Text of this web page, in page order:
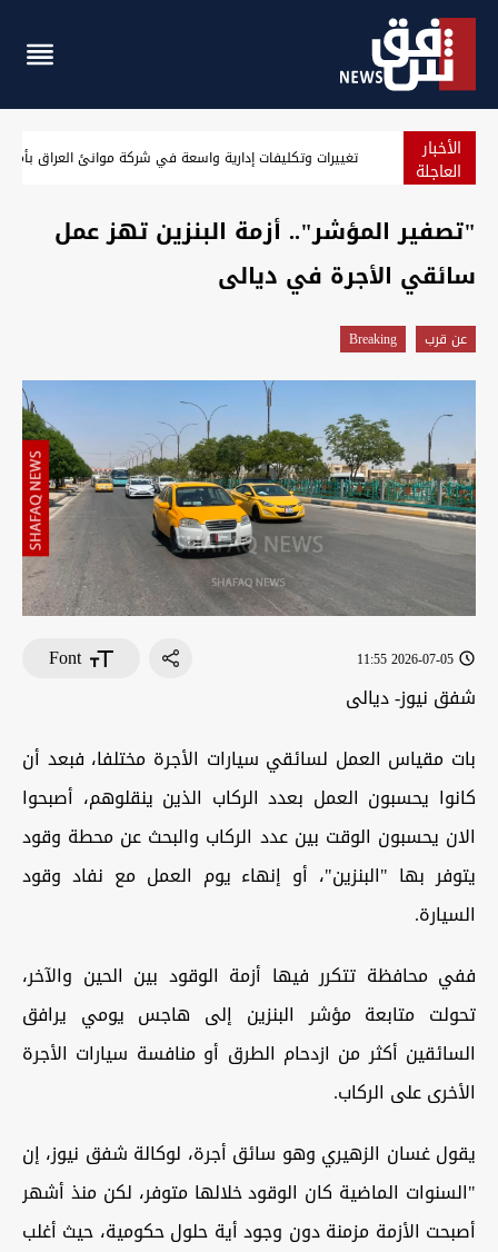
الأخبار
العاجلة الحراك المناهض لـ"خور عبد الله" يطالب بغداد برد صريح على مذكرات
"تصفير المؤشر".. أزمة البنزين تهز عمل
سائقي الأجرة في ديالى
عن قرب Breaking
2026-07-05 11:55
Font
شفق نيوز- ديالى
بات مقياس العمل لسائقي سيارات الأجرة مختلفا، فبعد أن
كانوا يحسبون العمل بعدد الركاب الذين ينقلوهم، أصبحوا
الان يحسبون الوقت بين عدد الركاب والبحث عن محطة وقود
يتوفر بها "البنزين"، أو إنهاء يوم العمل مع نفاد وقود
السيارة.
ففي محافظة تتكرر فيها أزمة الوقود بين الحين والآخر،
تحولت متابعة مؤشر البنزين إلى هاجس يومي يرافق
السائقين أكثر من ازدحام الطرق أو منافسة سيارات الأجرة
الأخرى على الركاب.
يقول غسان الزهيري وهو سائق أجرة، لوكالة شفق نيوز، إن
"السنوات الماضية كان الوقود خلالها متوفر، لكن منذ أشهر
أصبحت الأزمة مزمنة دون وجود أية حلول حكومية، حيث أغلب